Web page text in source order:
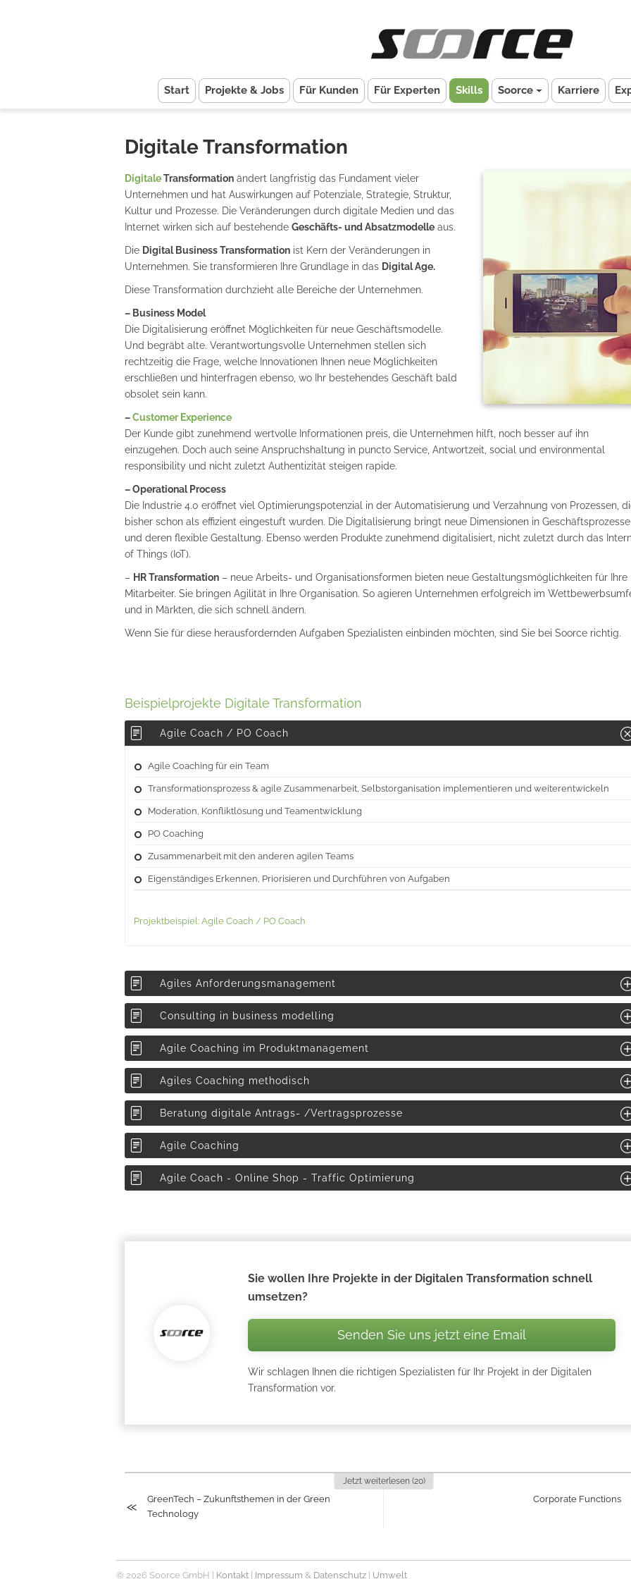
Start Projekte & Jobs Für Kunden Für Experten Skills Soorce Karriere
Digitale Transformation
DigitaleTransformationändert langfristig das Fundament vieler
Unternehmen und hat Auswirkungen auf Potenziale, Strategie, Struktur,
Kultur und Prozesse. Die Veränderungen durch digitale Medien und das
Internet wirken sich auf bestehende Geschäfts- und Absatzmodelleaus.
Die Digital Business Transformationist Kern der Veränderungen in
Unternehmen. Sie transformieren Ihre Grundlage in das Digital Age.
Diese Transformation durchzieht alle Bereiche der Unternehmen.
– Business Model
Die Digitalisierung eröffnet Möglichkeiten für neue Geschäftsmodelle.
Und begräbt alte. Verantwortungsvolle Unternehmen stellen sich
rechtzeitig die Frage, welche Innovationen Ihnen neue Möglichkeiten
erschließen und hinterfragen ebenso, wo Ihr bestehendes Geschäft bald
obsolet sein kann.
–Customer Experience
Der Kunde gibt zunehmend wertvolle Informationen preis, die Unternehmen hilft, noch besser auf ihn
einzugehen. Doch auch seine Anspruchshaltung in puncto Service, Antwortzeit, social und environmental
responsibility und nicht zuletzt Authentizität steigen rapide.
– Operational Process
Die Industrie 4.0 eröffnet viel Optimierungspotenzial in der Automatisierung und Verzahnung von Prozessen,
bisher schon als effizient eingestuft wurden. Die Digitalisierung bringt neue Dimensionen in Geschäftsprozesse
und deren flexible Gestaltung. Ebenso werden Produkte zunehmend digitalisiert, nicht zuletzt durch das
of Things (IoT).
– HR Transformation– neue Arbeits- und Organisationsformen bieten neue Gestaltungsmöglichkeiten für Ihre
Mitarbeiter. Sie bringen Agilität in Ihre Organisation. So agieren Unternehmen erfolgreich im
und in Märkten, die sich schnell ändern.
Wenn Sie für diese herausfordernden Aufgaben Spezialisten einbinden möchten, sind Sie bei Soorce richtig.
Beispielprojekte Digitale Transformation
Agile Coach / PO Coach
Agile Coaching für ein Team
Transformationsprozess & agile Zusammenarbeit, Selbstorganisation implementieren und weiterentwickeln
Moderation, Konfliktlösung und Teamentwicklung
PO Coaching
Zusammenarbeit mit den anderen agilen Teams
Eigenständiges Erkennen, Priorisieren und Durchführen von Aufgaben
Projektbeispiel: Agile Coach / PO Coach
Agiles Anforderungsmanagement
Consulting in business modelling
Agile Coaching im Produktmanagement
Agiles Coaching methodisch
Beratung digitale Antrags- /Vertragsprozesse
Agile Coaching
Agile Coach - Online Shop - Traffic Optimierung
Sie wollen Ihre Projekte in der Digitalen Transformation schnell
umsetzen?
Senden Sie uns jetzt eine Email
Wir schlagen Ihnen die richtigen Spezialisten für Ihr Projekt in der Digitalen
Transformation vor.
Jetzt weiterlesen (20)
GreenTech – Zukunftsthemen in der Green
Technology
Corporate Functions
© 2026 Soorce GmbH | Kontakt| Impressum & Datenschutz| Umwelt